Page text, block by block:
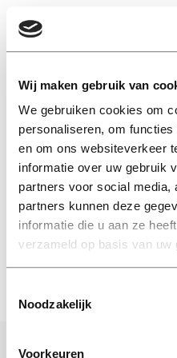
Wij maken gebruik van
We gebruiken cookies om
personaliseren, om
en om ons websiteverkeer
informatie over uw gebruik
partners voor social media,
partners kunnen deze
informatie die u aan ze
verzameld op basis van
Noodzakelijk
Voorkeuren
zonnebrand
Eefje
16 mei